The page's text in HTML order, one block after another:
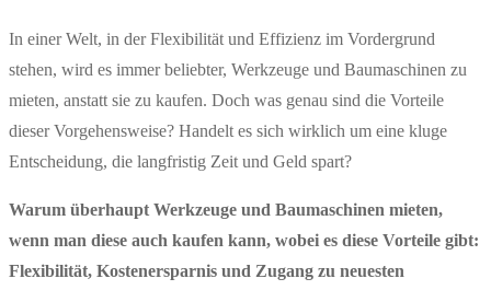
In einer Welt, in der Flexibilität und Effizienz im Vordergrund
stehen, wird es immer beliebter, Werkzeuge und Baumaschinen zu
mieten, anstatt sie zu kaufen. Doch was genau sind die Vorteile
dieser Vorgehensweise? Handelt es sich wirklich um eine kluge
Entscheidung, die langfristig Zeit und Geld spart?
Warum überhaupt Werkzeuge und Baumaschinen mieten,
wenn man diese auch kaufen kann, wobei es diese Vorteile gibt:
Flexibilität, Kostenersparnis und Zugang zu neuesten